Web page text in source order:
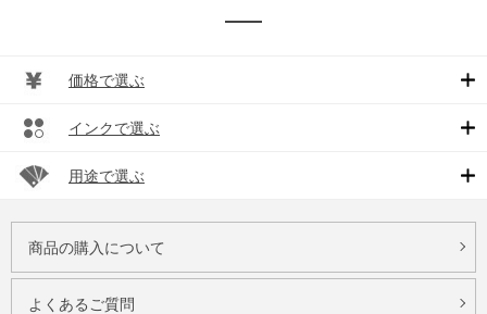
価格で選ぶ
インクで選ぶ
用途で選ぶ
商品の購入について
よくあるご質問